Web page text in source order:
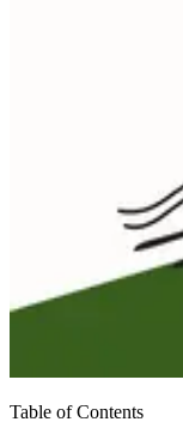
Table of Contents